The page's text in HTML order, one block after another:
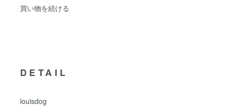
買い物を続ける
DETAIL
louisdog